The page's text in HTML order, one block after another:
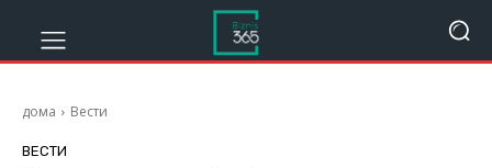
дома Вести
ВЕСТИ